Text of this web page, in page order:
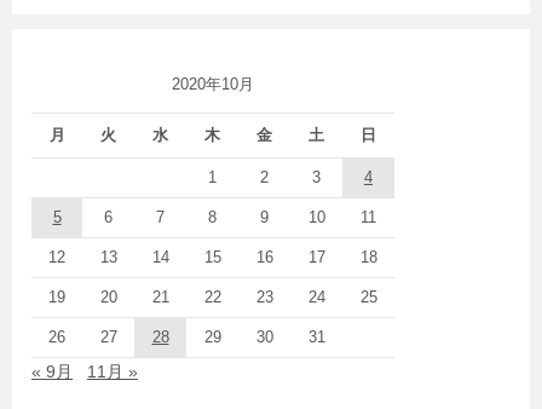
2020年10月
月 火 水 木 金 土 日
1 2 3 4
5 6 7 8 9 10 11
12 13 14 15 16 17 18
19 20 21 22 23 24 25
26 27 28 29 30 31
« 9月 11月 »